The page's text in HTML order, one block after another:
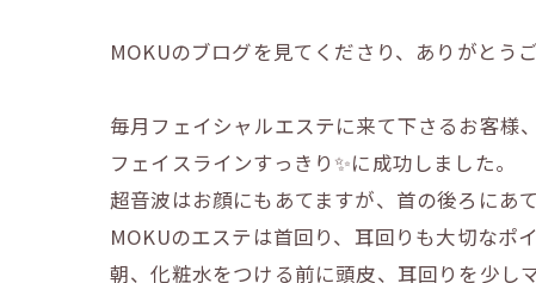
MOKUのブログを見てくださり、ありがとう
毎月フェイシャルエステに来て下さるお客様
フェイスラインすっきり✨に成功しました。
超音波はお顔にもあてますが、首の後ろにあ
MOKUのエステは首回り、耳回りも大切なポ
朝、化粧水をつける前に頭皮、耳回りを少し